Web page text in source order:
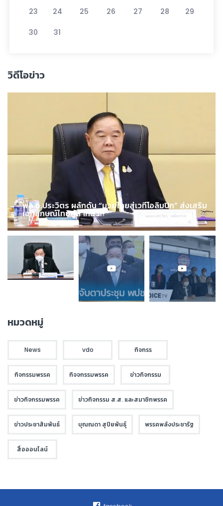
23 24 25 26 27 28 29
30 31
วิดีโอข่าว
พล.อ.ประวิตร ผลักดัน “มวยไทยสู่เวทีโอลิมปิก” ส่งเสริม
เอกลักษณ์ไทยสู่สากล !!!
หมวดหมู่
News vdo กิจกรร
กิจกรรมพรรค กิจจกรรมพรรค ข่าวกิจกรรม
ข่าวกิจกรรมพรรค ข่าวกิจกรรม ส.ส. และสมาชิกพรรค
ข่าวประชาสัมพันธ์ บุณณดา สุปิยพันธุ์ พรรคพลังประชารัฐ
สื่อออนไลน์